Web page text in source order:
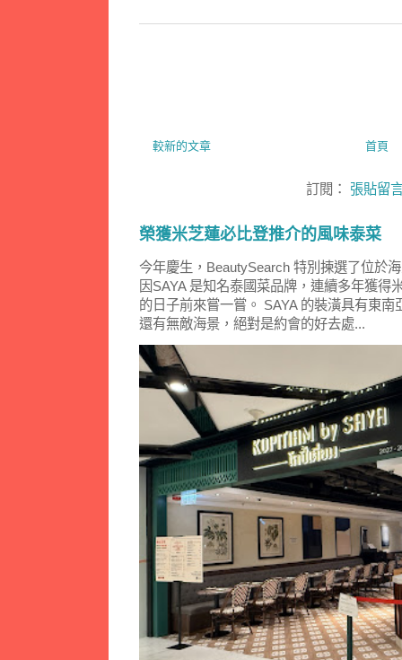
較新的文章 首頁
訂閱： 張貼留
榮獲米芝蓮必比登推介的風味泰菜
今年慶生，BeautySearch 特別揀選了位於
因SAYA 是知名泰國菜品牌，連續多年獲得
的日子前來嘗一嘗。 SAYA 的裝潢具有東
還有無敵海景，絕對是約會的好去處...